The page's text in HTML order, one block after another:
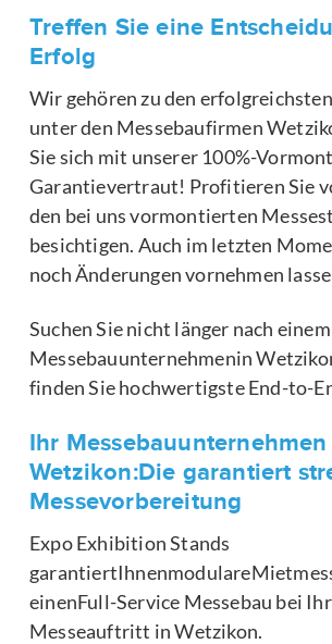
Treffen Sie eine
Erfolg
Wir gehören zu den
unter den Messebaufirmen
Sie sich mit unserer 100%-
Garantievertraut! Profitieren Sie
den bei uns vormontierten
besichtigen. Auch im letzten
noch Änderungen vornehmen
Suchen Sie nicht länger nach einem
Messebauunternehmenin
finden Sie hochwertigste End-to-
Ihr
Wetzikon:Die garantiert
Messevorbereitung
Expo Exhibition Stands
einenFull-Service Messebau bei
Messeauftritt in Wetzikon.